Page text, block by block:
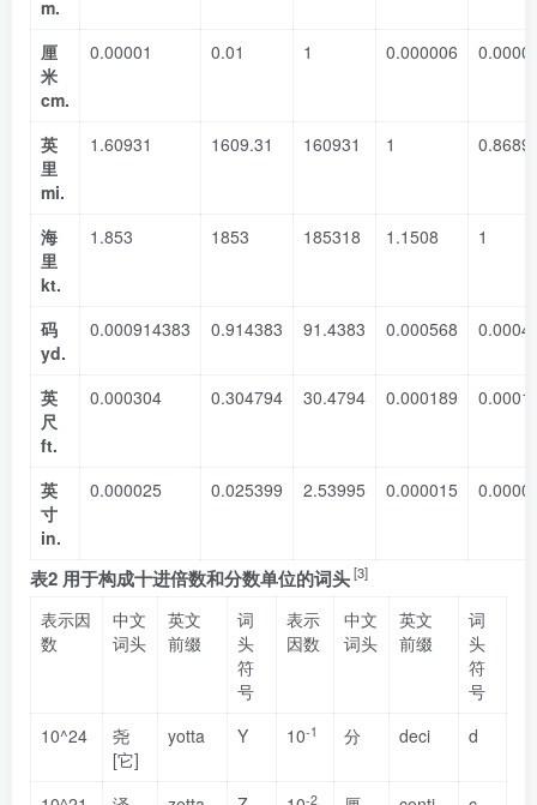
m.
厘
米
cm.
0.00001 0.01 1 0.000006
英
里
mi.
1.60931 1609.31 160931 1
海
里
kt.
1.853 1853 185318 1.1508 1
码
yd.
0.000914383 0.914383 91.4383 0.000568
英
尺
ft.
0.000304 0.304794 30.4794 0.000189
英
寸
in.
0.000025 0.025399 2.53995 0.000015
表2 用于构成十进倍数和分数单位的词头[3]
表示因
数
中文
词头
英文
前缀
词
头
符
号
表示
因数
中文
词头
英文
前缀
词
头
符
号
10^24
尧
[它]
yotta Y 10-1 分 deci d
-2